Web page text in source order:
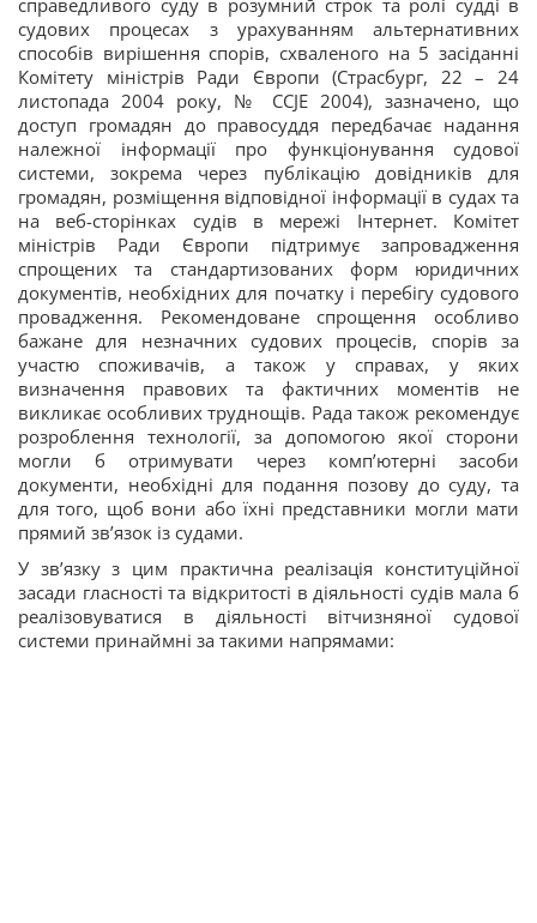
справедливого суду в розумний строк та ролі судді в
судових процесах з урахуванням альтернативних
способів вирішення спорів, схваленого на 5 засіданні
Комітету міністрів Ради Європи (Страсбург, 22 – 24
листопада 2004 року, № CCJE 2004), зазначено, що
доступ громадян до правосуддя передбачає надання
належної інформації про функціонування судової
системи, зокрема через публікацію довідників для
громадян, розміщення відповідної інформації в судах та
на веб-сторінках судів в мережі Інтернет. Комітет
міністрів Ради Європи підтримує запровадження
спрощених та стандартизованих форм юридичних
документів, необхідних для початку і перебігу судового
провадження. Рекомендоване спрощення особливо
бажане для незначних судових процесів, спорів за
участю споживачів, а також у справах, у яких
визначення правових та фактичних моментів не
викликає особливих труднощів. Рада також рекомендує
розроблення технології, за допомогою якої сторони
могли б отримувати через комп’ютерні засоби
документи, необхідні для подання позову до суду, та
для того, щоб вони або їхні представники могли мати
прямий зв’язок із судами.
У зв’язку з цим практична реалізація конституційної
засади гласності та відкритості в діяльності судів мала б
реалізовуватися в діяльності вітчизняної судової
системи принаймні за такими напрямами: